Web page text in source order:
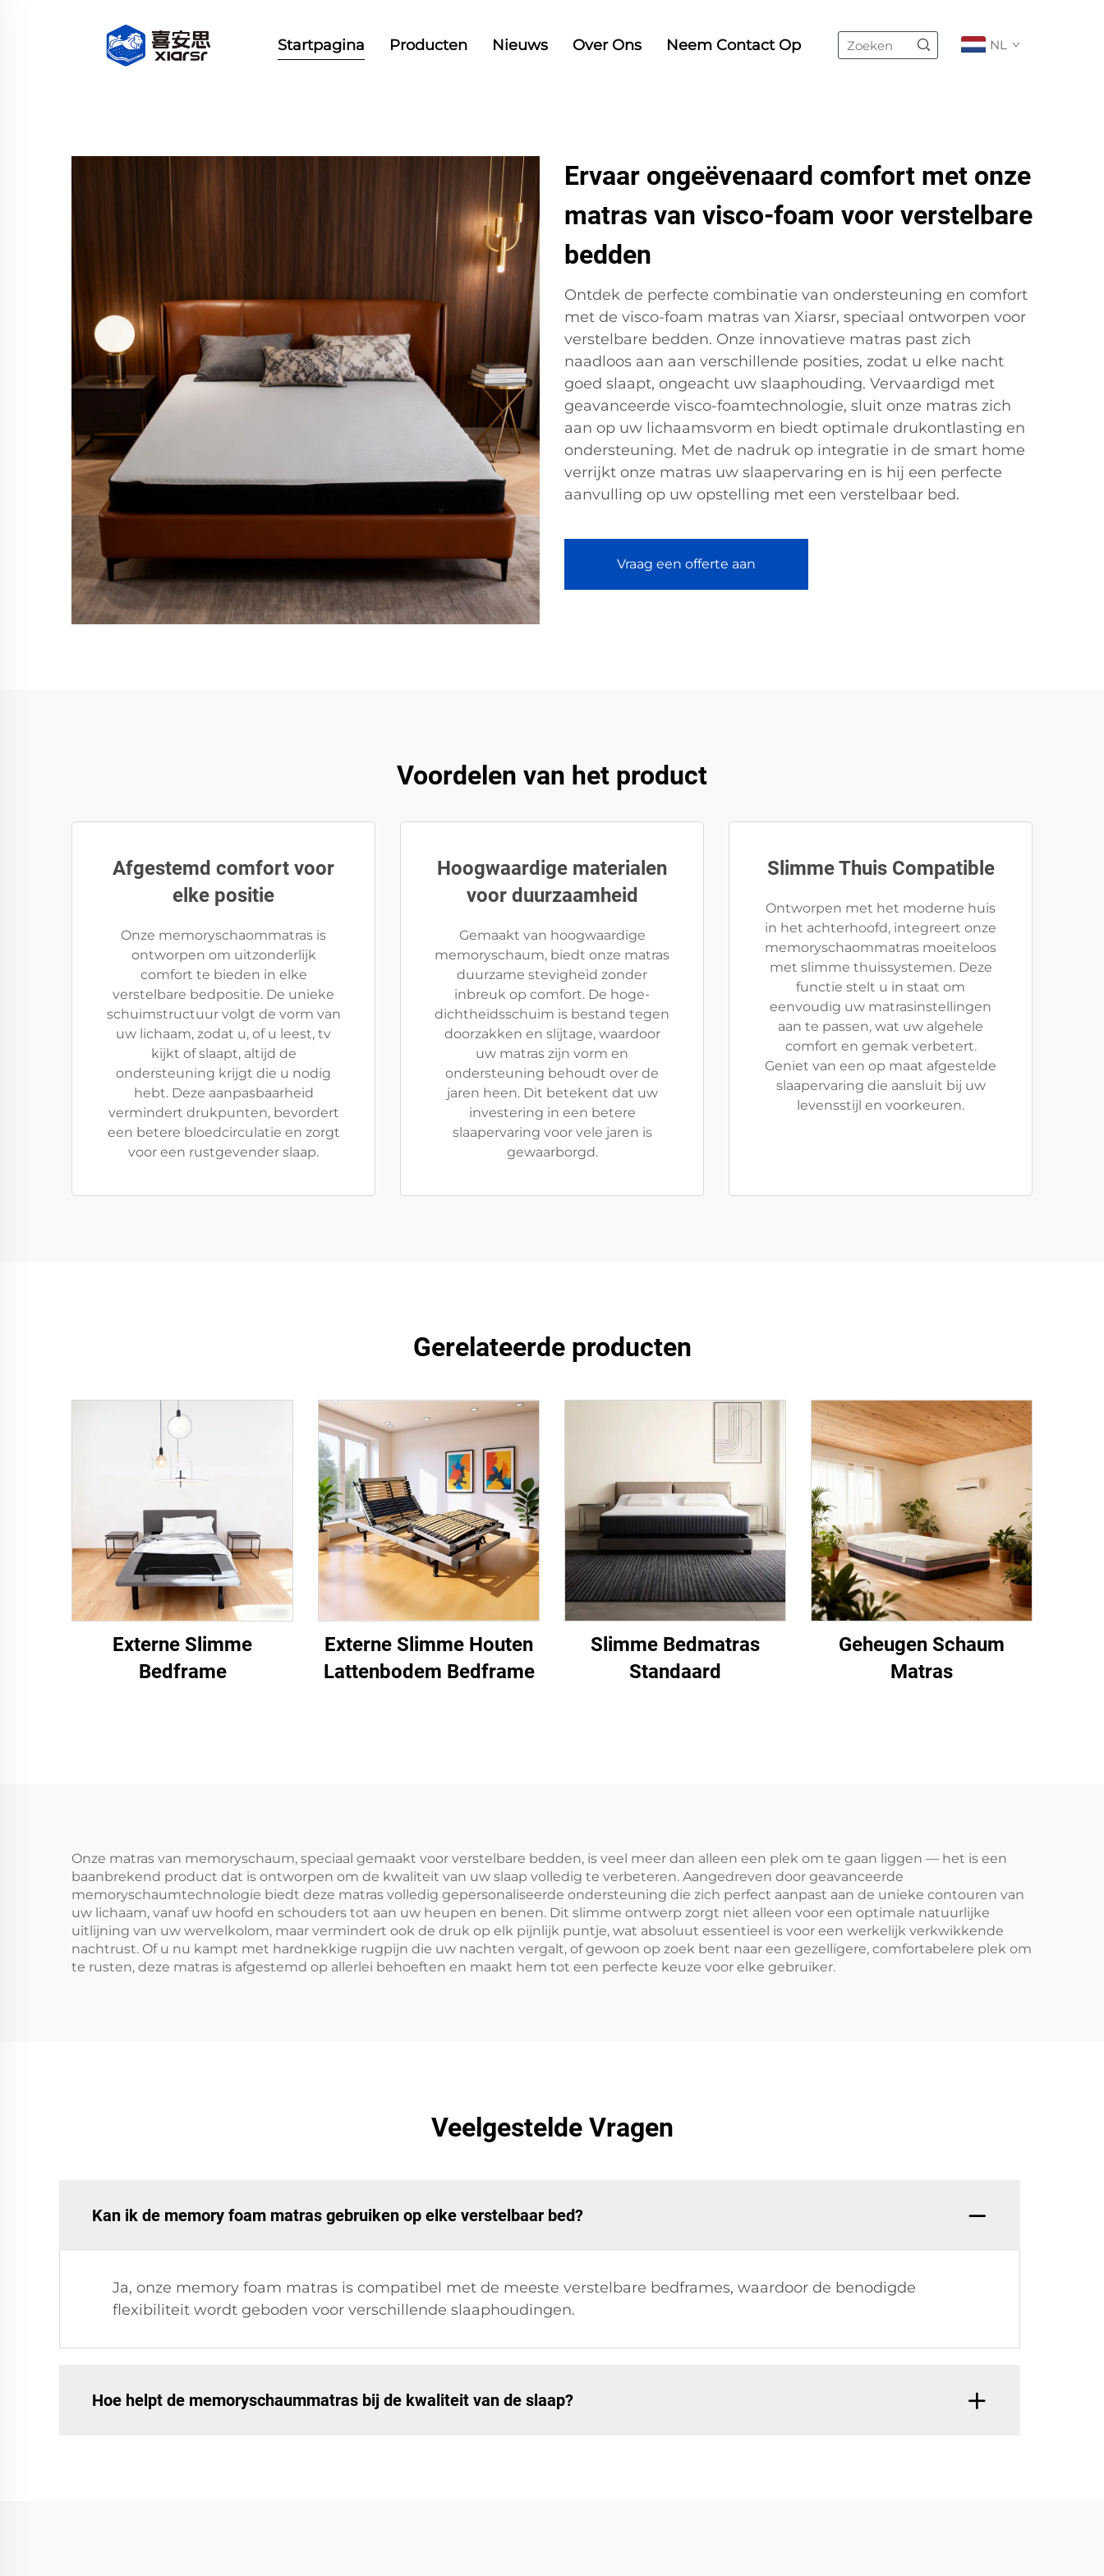
Startpagina Producten Nieuws Over Ons Neem Contact Op NL
Ervaar ongeëvenaard comfort met onze
matras van visco-foam voor verstelbare
bedden
Ontdek de perfecte combinatie van ondersteuning en comfort
met de visco-foam matras van Xiarsr, speciaal ontworpen voor
verstelbare bedden. Onze innovatieve matras past zich
naadloos aan aan verschillende posities, zodat u elke nacht
goed slaapt, ongeacht uw slaaphouding. Vervaardigd met
geavanceerde visco-foamtechnologie, sluit onze matras zich
aan op uw lichaamsvorm en biedt optimale drukontlasting en
ondersteuning. Met de nadruk op integratie in de smart home
verrijkt onze matras uw slaapervaring en is hij een perfecte
aanvulling op uw opstelling met een verstelbaar bed.
Vraag een offerte aan
Voordelen van het product
Afgestemd comfort voor
elke positie
Onze memoryschaommatras is
ontworpen om uitzonderlijk
comfort te bieden in elke
verstelbare bedpositie. De unieke
schuimstructuur volgt de vorm van
uw lichaam, zodat u, of u leest, tv
kijkt of slaapt, altijd de
ondersteuning krijgt die u nodig
hebt. Deze aanpasbaarheid
vermindert drukpunten, bevordert
een betere bloedcirculatie en zorgt
voor een rustgevender slaap.
Hoogwaardige materialen
voor duurzaamheid
Gemaakt van hoogwaardige
memoryschaum, biedt onze matras
duurzame stevigheid zonder
inbreuk op comfort. De hoge-
dichtheidsschuim is bestand tegen
doorzakken en slijtage, waardoor
uw matras zijn vorm en
ondersteuning behoudt over de
jaren heen. Dit betekent dat uw
investering in een betere
slaapervaring voor vele jaren is
gewaarborgd.
Slimme Thuis Compatible
Ontworpen met het moderne huis
in het achterhoofd, integreert onze
memoryschaommatras moeiteloos
met slimme thuissystemen. Deze
functie stelt u in staat om
eenvoudig uw matrasinstellingen
aan te passen, wat uw algehele
comfort en gemak verbetert.
Geniet van een op maat afgestelde
slaapervaring die aansluit bij uw
levensstijl en voorkeuren.
Gerelateerde producten
Externe Slimme
Bedframe
Externe Slimme Houten
Lattenbodem Bedframe
Slimme Bedmatras
Standaard
Geheugen Schaum
Matras
Onze matras van memoryschaum, speciaal gemaakt voor verstelbare bedden, is veel meer dan alleen een plek om te gaan liggen — het is een
baanbrekend product dat is ontworpen om de kwaliteit van uw slaap volledig te verbeteren. Aangedreven door geavanceerde
memoryschaumtechnologie biedt deze matras volledig gepersonaliseerde ondersteuning die zich perfect aanpast aan de unieke contouren van
uw lichaam, vanaf uw hoofd en schouders tot aan uw heupen en benen. Dit slimme ontwerp zorgt niet alleen voor een optimale natuurlijke
uitlijning van uw wervelkolom, maar vermindert ook de druk op elk pijnlijk puntje, wat absoluut essentieel is voor een werkelijk verkwikkende
nachtrust. Of u nu kampt met hardnekkige rugpijn die uw nachten vergalt, of gewoon op zoek bent naar een gezelligere, comfortabelere plek om
te rusten, deze matras is afgestemd op allerlei behoeften en maakt hem tot een perfecte keuze voor elke gebruiker.
Veelgestelde Vragen
Kan ik de memory foam matras gebruiken op elke verstelbaar bed?
Ja, onze memory foam matras is compatibel met de meeste verstelbare bedframes, waardoor de benodigde
flexibiliteit wordt geboden voor verschillende slaaphoudingen.
Hoe helpt de memoryschaummatras bij de kwaliteit van de slaap?